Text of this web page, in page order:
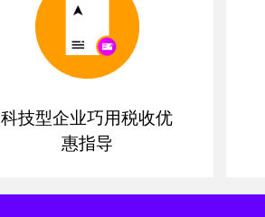
科技型企业巧用税收优
惠指导